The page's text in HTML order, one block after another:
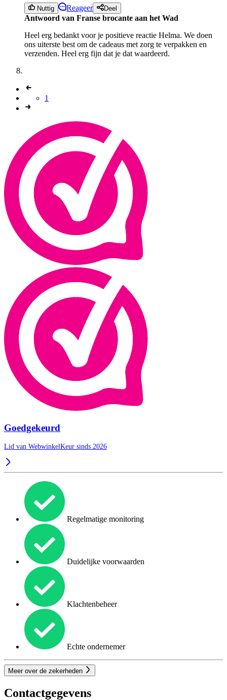
Nuttig Reageer Deel
Antwoord van Franse brocante aan het Wad
Heel erg bedankt voor je positieve reactie Helma. We doen
ons uiterste best om de cadeaus met zorg te verpakken en
verzenden. Heel erg fijn dat je dat waardeerd.
1
Goedgekeurd
Lid van WebwinkelKeur sinds 2026
Regelmatige monitoring
Duidelijke voorwaarden
Klachtenbeheer
Echte ondernemer
Meer over de zekerheden
Contactgegevens